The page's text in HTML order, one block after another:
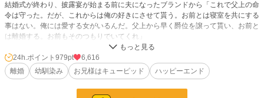
結婚式が終わり、披露宴が始まる前に夫になったブランドから「これで父上の命
令は守った。だが、これからは俺の好きにさせて貰う。お前とは寝室を共にする
事はない。俺には愛する女がいるんだ。父上から早く爵位を譲って貰い、お前と
は離婚する。お前もそのつもりでいてくれ」
確かに私達の結婚は政略結婚。
2人の間に恋愛感情は無いけれど、ブランド様に嫁ぐいじょう夫婦として寄り添
い共に頑張って行ければと思っていたが…その必要も無い様だ。
ならば私も好きにさせて貰おう！！
24h.ポイント 979pt
6,616
離婚
幼馴染み お兄様はキューピッド ハッピーエンド